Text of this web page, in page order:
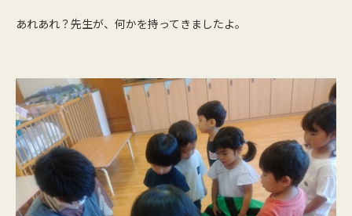
あれあれ？先生が、何かを持ってきましたよ。